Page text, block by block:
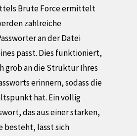
Brute Force ermittelt
zahlreiche
an der Datei
passt. Dies funktioniert,
grob an die Struktur Ihres
erinnern, sodass die
hat. Ein völlig
das aus einer starken,
besteht, lässt sich